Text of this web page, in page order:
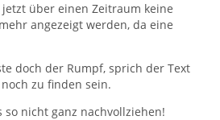
über einen Zeitraum keine
angezeigt werden, da eine
doch der Rumpf, sprich der Text
zu finden sein.
nicht ganz nachvollziehen!